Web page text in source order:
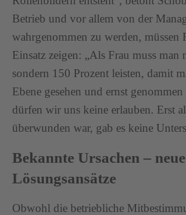
Betrieb und vor allem von der
wahrgenommen zu werden, müssen
Einsatz zeigen: „Als Frau muss man
sondern 150 Prozent leisten, damit
Ebene gesehen und ernst
dürfen wir uns keine erlauben. Erst
überwunden war, gab es keine
Bekannte Ursachen – neue
Lösungsansätze
Obwohl die betriebliche